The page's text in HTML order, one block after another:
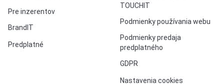
Pre inzerentov
BrandIT
Predplatné
TOUCHIT
Podmienky používania webu
Podmienky predaja
predplatného
GDPR
Nastavenia cookies